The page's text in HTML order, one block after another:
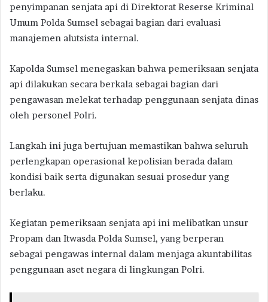
penyimpanan senjata api di Direktorat Reserse Kriminal
Umum Polda Sumsel sebagai bagian dari evaluasi
manajemen alutsista internal.
Kapolda Sumsel menegaskan bahwa pemeriksaan senjata
api dilakukan secara berkala sebagai bagian dari
pengawasan melekat terhadap penggunaan senjata dinas
oleh personel Polri.
Langkah ini juga bertujuan memastikan bahwa seluruh
perlengkapan operasional kepolisian berada dalam
kondisi baik serta digunakan sesuai prosedur yang
berlaku.
Kegiatan pemeriksaan senjata api ini melibatkan unsur
Propam dan Itwasda Polda Sumsel, yang berperan
sebagai pengawas internal dalam menjaga akuntabilitas
penggunaan aset negara di lingkungan Polri.